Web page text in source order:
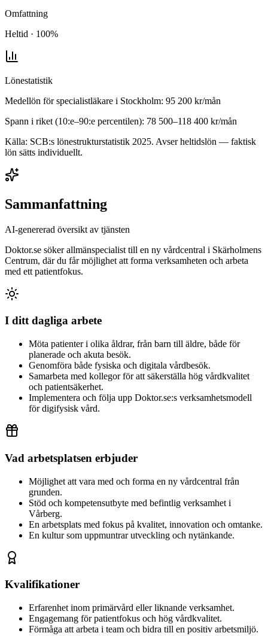
Omfattning
Heltid · 100%
Lönestatistik
Medellön förspecialistläkare i Stockholm: 95 200 kr/mån
Spann i riket (10:e–90:e percentilen): 78 500–118 400 kr/mån
Källa: SCB:s lönestrukturstatistik 2025. Avser heltidslön — faktisk
lön sätts individuellt.
Sammanfattning
AI-genererad översikt av tjänsten
Doktor.se söker allmänspecialist till en ny vårdcentral i Skärholmens
Centrum, där du får möjlighet att forma verksamheten och arbeta
med ett patientfokus.
I ditt dagliga arbete
Möta patienter i olika åldrar, från barn till äldre, både för
planerade och akuta besök.
Genomföra både fysiska och digitala vårdbesök.
Samarbeta med kollegor för att säkerställa hög vårdkvalitet
och patientsäkerhet.
Implementera och följa upp Doktor.se:s verksamhetsmodell
för digifysisk vård.
Vad arbetsplatsen erbjuder
Möjlighet att vara med och forma en ny vårdcentral från
grunden.
Stöd och kompetensutbyte med befintlig verksamhet i
Vårberg.
En arbetsplats med fokus på kvalitet, innovation och omtanke.
En kultur som uppmuntrar utveckling och nytänkande.
Kvalifikationer
Erfarenhet inom primärvård eller liknande verksamhet.
Engagemang för patientfokus och hög vårdkvalitet.
Förmåga att arbeta i team och bidra till en positiv arbetsmiljö.